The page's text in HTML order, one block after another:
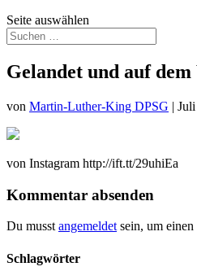
Seite auswählen
Gelandet und auf
von Martin-Luther-King DPSG |
von Instagram http://ift.tt/29uhiEa
Kommentar absenden
Du musst angemeldet sein, um
Schlagwörter